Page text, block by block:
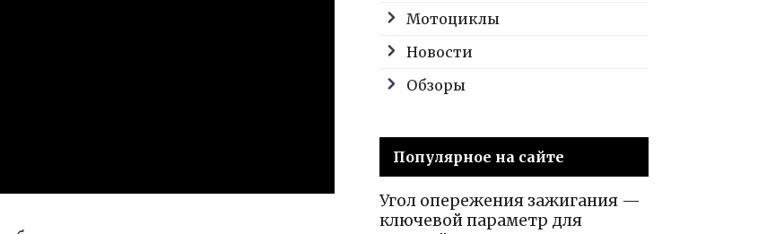
Мотоциклы
Новости
Обзоры
Популярное на сайте
Угол опережения зажигания —
ключевой параметр для